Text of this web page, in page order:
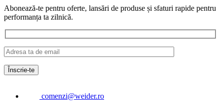
Abonează-te pentru oferte, lansări de produse și sfaturi rapide pentru
performanța ta zilnică.
comenzi@weider.ro